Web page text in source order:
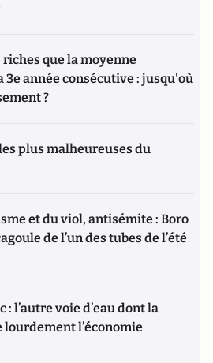
que la moyenne
3e année consécutive : jusqu'où
?
plus malheureuses du
et du viol, antisémite : Boro
de l’un des tubes de l’été
: l’autre voie d’eau dont la
l’économie